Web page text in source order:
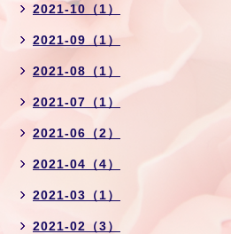
2021-10（1）
2021-09（1）
2021-08（1）
2021-07（1）
2021-06（2）
2021-04（4）
2021-03（1）
2021-02（3）